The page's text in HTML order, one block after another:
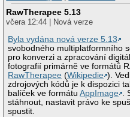
RawTherapee 5.13
včera 12:44 | Nová verze
Byla vydána nová verze 5.13
svobodného multiplatformního
pro konverzi a zpracování
fotografií primárně ve formátů
RawTherapee (Wikipedie ).
zdrojových kódů je k dispozici
balíček ve formátuAppImage .
stáhnout, nastavit právo ke
spustit.